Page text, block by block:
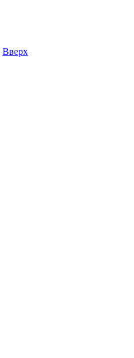
Вверх